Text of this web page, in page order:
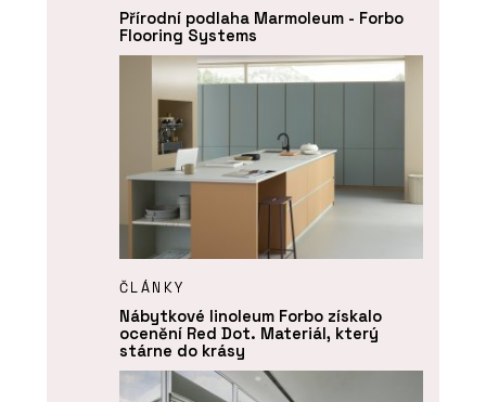
Přírodní podlaha Marmoleum - Forbo
Flooring Systems
ČLÁNKY
Nábytkové linoleum Forbo získalo
ocenění Red Dot. Materiál, který
stárne do krásy